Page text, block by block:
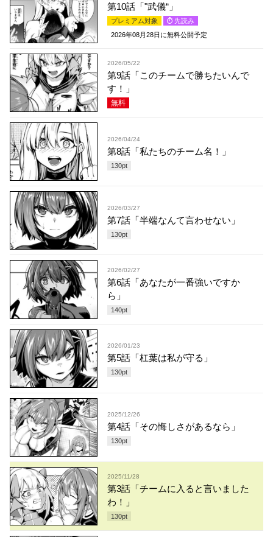
第10話「"武儀“」
プレミアム対象
先読み
2026年08月28日 に無料公開予定
2026/05/22
第9話「このチームで勝ちたいんで
す！」
無料
2026/04/24
第8話「私たちのチーム名！」
130pt
2026/03/27
第7話「半端なんて言わせない」
130pt
2026/02/27
第6話「あなたが一番強いですか
ら」
140pt
2026/01/23
第5話「杠葉は私が守る」
130pt
2025/12/26
第4話「その悔しさがあるなら」
130pt
2025/11/28
第3話「チームに入ると言いました
わ！」
130pt